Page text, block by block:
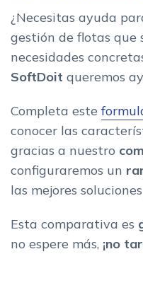
¿Necesitas ayuda
gestión de flotas que
necesidades
SoftDoit queremos
Completa este
conocer las
gracias a nuestro c
configuraremos un
las mejores
Esta comparativa es
no espere más, ¡no